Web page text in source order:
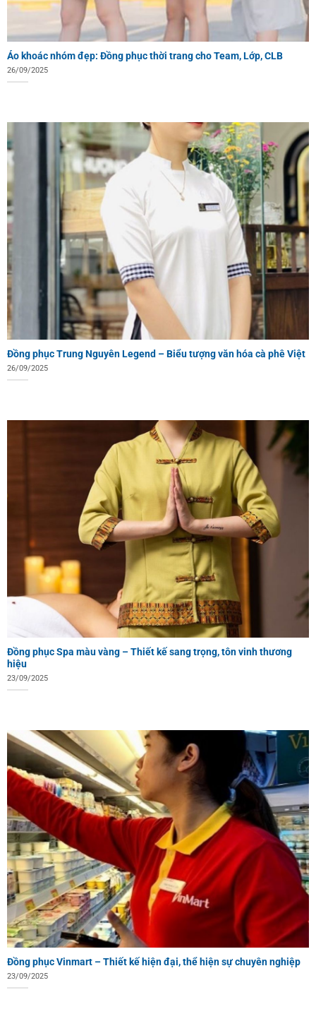
Áo khoác nhóm đẹp: Đồng phục thời trang cho Team, Lớp, CLB
26/09/2025
Đồng phục Trung Nguyên Legend – Biểu tượng văn hóa cà phê Việt
26/09/2025
Đồng phục Spa màu vàng – Thiết kế sang trọng, tôn vinh thương
hiệu
23/09/2025
Đồng phục Vinmart – Thiết kế hiện đại, thể hiện sự chuyên nghiệp
23/09/2025